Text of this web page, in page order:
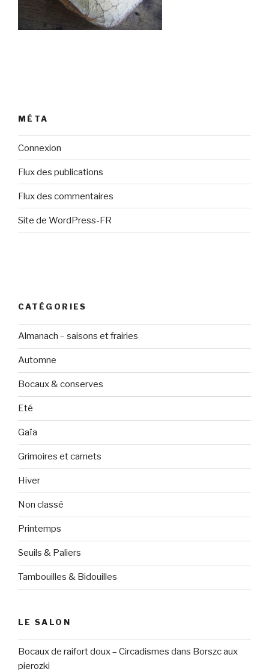
MÉTA
Connexion
Flux des publications
Flux des commentaires
Site de WordPress-FR
CATÉGORIES
Almanach – saisons et frairies
Automne
Bocaux & conserves
Eté
Gaïa
Grimoires et carnets
Hiver
Non classé
Printemps
Seuils & Paliers
Tambouilles & Bidouilles
LE SALON
Bocaux de raifort doux – Circadismes dans Borszc aux
pierozki